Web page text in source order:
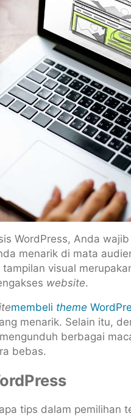
WordPress, Anda
menarik di mata
visual
website.
membeli theme
menarik. Selain itu,
berbagai
bebas.
tips dalam pemilihan